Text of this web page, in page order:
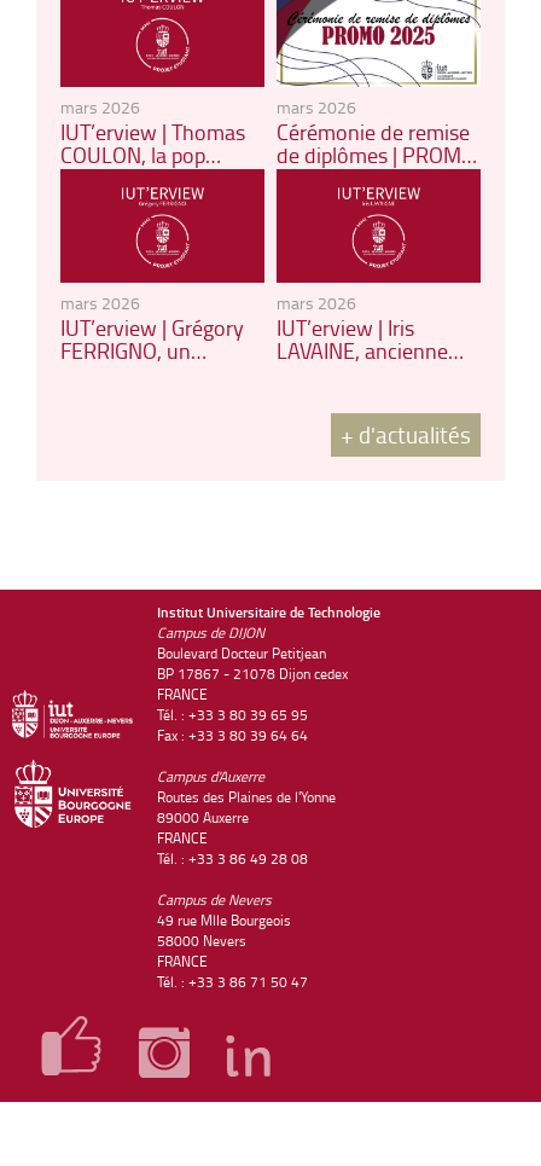
mars 2026
IUT’erview | Thomas
COULON, la pop
culture n’a aucun
secret pour lui
mars 2026
Cérémonie de remise
de diplômes | PROMO
2025
mars 2026
IUT’erview | Grégory
FERRIGNO, un
mars 2026
IUT’erview | Iris
LAVAINE, ancienne
+ d'actualités
Institut Universitaire de Technologie
Campus de DIJON
Boulevard Docteur Petitjean
BP 17867 - 21078 Dijon cedex
FRANCE
Tél. : +33 3 80 39 65 95
Fax : +33 3 80 39 64 64
Campus d'Auxerre
Routes des Plaines de l'Yonne
89000 Auxerre
FRANCE
Tél. : +33 3 86 49 28 08
Campus de Nevers
49 rue Mlle Bourgeois
58000 Nevers
FRANCE
Tél. : +33 3 86 71 50 47